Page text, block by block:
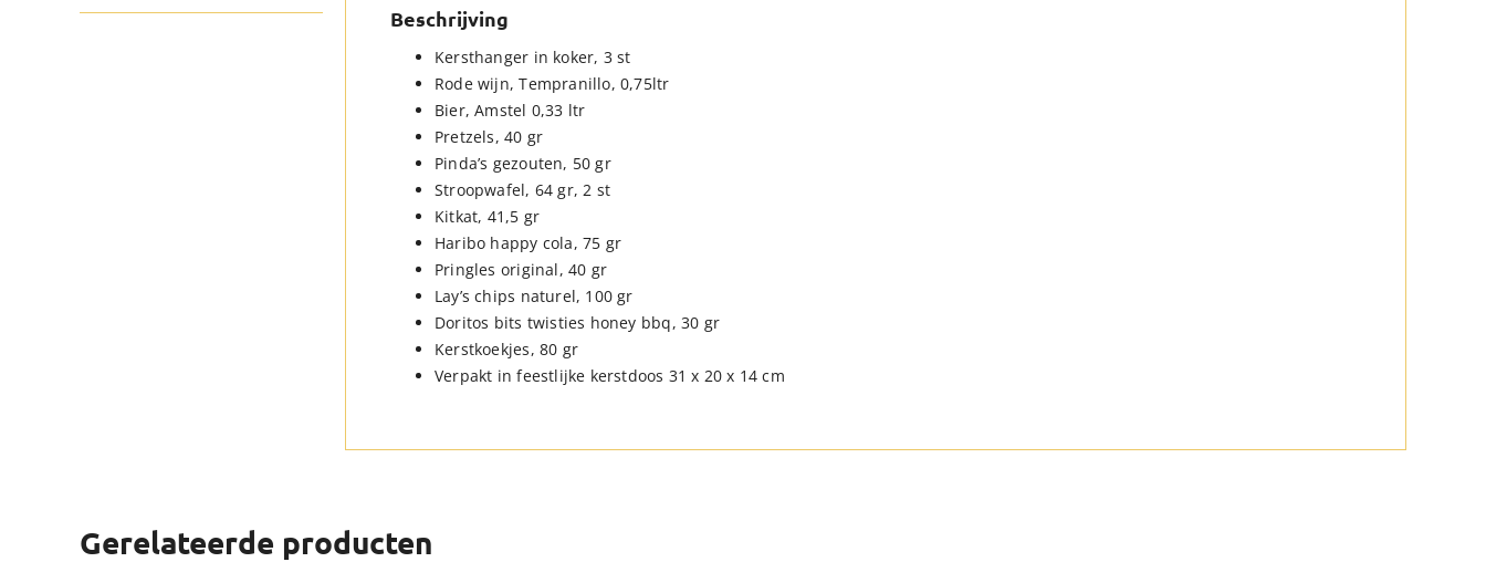
Beschrijving
Kersthanger in koker, 3 st
Rode wijn, Tempranillo, 0,75ltr
Bier, Amstel 0,33 ltr
Pretzels, 40 gr
Pinda’s gezouten, 50 gr
Stroopwafel, 64 gr, 2 st
Kitkat, 41,5 gr
Haribo happy cola, 75 gr
Pringles original, 40 gr
Lay’s chips naturel, 100 gr
Doritos bits twisties honey bbq, 30 gr
Kerstkoekjes, 80 gr
Verpakt in feestlijke kerstdoos 31 x 20 x 14 cm
Gerelateerde producten